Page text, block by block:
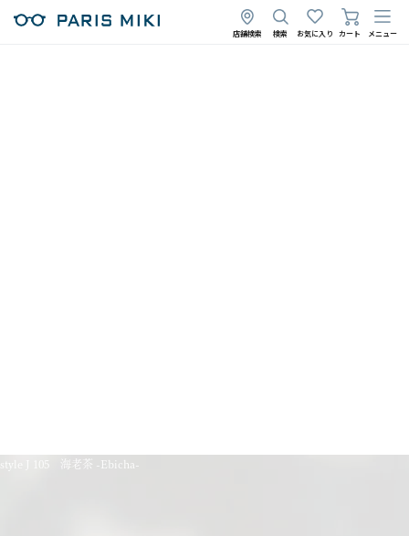
店舗検索 検索 お気に入り カート メニュー
style J 105 海老茶 -Ebicha-